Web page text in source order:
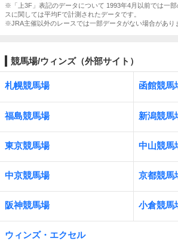
※「上3F」表記のデータについて 1993年4月以前では一
スに関しては平均Fで計測されたデータです。
※JRA主催以外のレースでは一部データがない場合があり
競馬場/ウィンズ（外部サイト）
札幌競馬場 函館競馬
福島競馬場 新潟競馬
東京競馬場 中山競馬
中京競馬場 京都競馬
阪神競馬場 小倉競馬
ウィンズ・エクセル